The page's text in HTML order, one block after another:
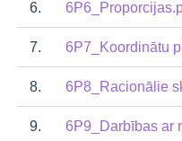
6.
7. 6P7_Koordinātu
8. 6P8_Racionālie
9. 6P9_Darbības ar